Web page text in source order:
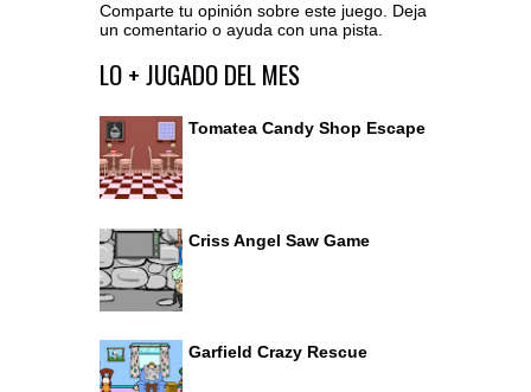
Comparte tu opinión sobre este juego. Deja
un comentario o ayuda con una pista.
Ir al editor de comentarios
LO + JUGADO DEL MES
Tomatea Candy Shop Escape
Criss Angel Saw Game
Garfield Crazy Rescue